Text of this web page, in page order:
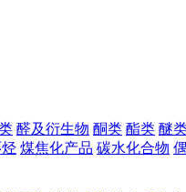
醛及衍生物 酮类 酯类 醚
烃 煤焦化产品 碳水化合物